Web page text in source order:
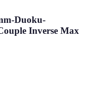
Duoku-
Inverse Max